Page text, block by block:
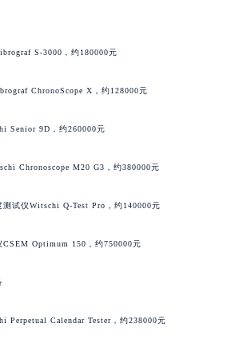
S-3000，约180000元
ChronoScope X，约128000元
Senior 9D，约260000元
Chronoscope M20 G3，约380000元
测试仪Witschi Q-Test Pro，约140000元
CSEM Optimum 150，约750000元
Perpetual Calendar Tester，约238000元